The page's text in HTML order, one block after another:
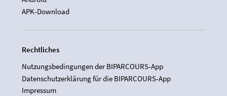
APK-Download
Rechtliches
Nutzungsbedingungen der BIPARCOURS-App
Datenschutzerklärung für die BIPARCOURS-App
Impressum